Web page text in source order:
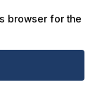
browser for the